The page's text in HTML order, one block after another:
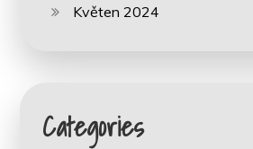
Květen 2024
Categories